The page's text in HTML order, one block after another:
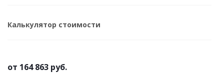
Калькулятор стоимости
от 164 863 руб.